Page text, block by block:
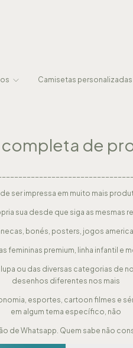
Camisetas personalizadas
completa de
ser impressa em muito mais
sua desde que siga as mesmas
bonés, posters, jogos
femininas premium, linha infantil e
lupa ou das diversas categorias de
desenhos diferentes nos mais
esportes, cartoon filmes e
em algum tema específico, não
de Whatsapp. Quem sabe não